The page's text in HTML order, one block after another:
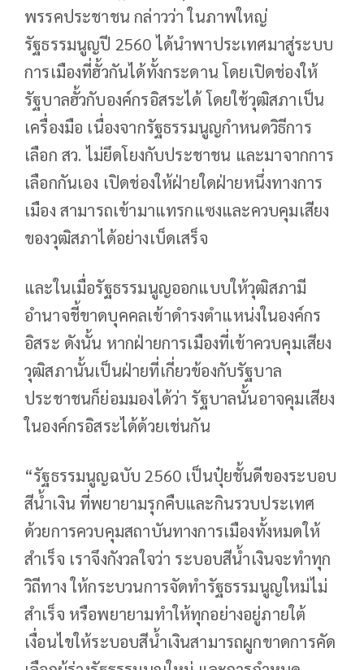
พรรคประชาชน กล่าวว่า ในภาพใหญ่
รัฐธรรมนูญปี 2560 ได้นำพาประเทศมาสู่ระบบ
การเมืองที่ฮั้วกันได้ทั้งกระดาน โดยเปิดช่องให้
รัฐบาลฮั้วกับองค์กรอิสระได้ โดยใช้วุฒิสภาเป็น
เครื่องมือ เนื่องจากรัฐธรรมนูญกำหนดวิธีการ
เลือก สว. ไม่ยึดโยงกับประชาชน และมาจากการ
เลือกกันเอง เปิดช่องให้ฝ่ายใดฝ่ายหนึ่งทางการ
เมือง สามารถเข้ามาแทรกแซงและควบคุมเสียง
ของวุฒิสภาได้อย่างเบ็ดเสร็จ
และในเมื่อรัฐธรรมนูญออกแบบให้วุฒิสภามี
อำนาจชี้ขาดบุคคลเข้าดำรงตำแหน่งในองค์กร
อิสระ ดังนั้น หากฝ่ายการเมืองที่เข้าควบคุมเสียง
วุฒิสภานั้นเป็นฝ่ายที่เกี่ยวข้องกับรัฐบาล
ประชาชนก็ย่อมมองได้ว่า รัฐบาลนั้นอาจคุมเสียง
ในองค์กรอิสระได้ด้วยเช่นกัน
“รัฐธรรมนูญฉบับ 2560 เป็นปุ๋ยชั้นดีของระบอบ
สีน้ำเงิน ที่พยายามรุกคืบและกินรวบประเทศ
ด้วยการควบคุมสถาบันทางการเมืองทั้งหมดให้
สำเร็จ เราจึงกังวลใจว่า ระบอบสีน้ำเงินจะทำทุก
วิถีทาง ให้กระบวนการจัดทำรัฐธรรมนูญใหม่ไม่
สำเร็จ หรือพยายามทำให้ทุกอย่างอยู่ภายใต้
เงื่อนไขให้ระบอบสีน้ำเงินสามารถผูกขาดการคัด